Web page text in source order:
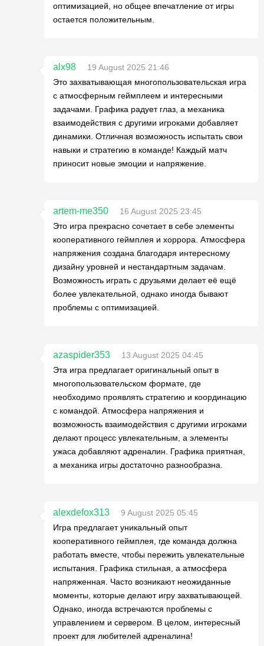
оптимизацией, но общее впечатление от игры
остается положительным.
alx98
19 August 2025 21:46
Это захватывающая многопользовательская игра
с атмосферным геймплеем и интересными
задачами. Графика радует глаз, а механика
взаимодействия с другими игроками добавляет
динамики. Отличная возможность испытать свои
навыки и стратегию в команде! Каждый матч
приносит новые эмоции и напряжение.
artem-me350
16 August 2025 23:45
Это игра прекрасно сочетает в себе элементы
кооперативного геймплея и хоррора. Атмосфера
напряжения создана благодаря интересному
дизайну уровней и нестандартным задачам.
Возможность играть с друзьями делает её ещё
более увлекательной, однако иногда бывают
проблемы с оптимизацией.
azaspider353
13 August 2025 04:45
Эта игра предлагает оригинальный опыт в
многопользовательском формате, где
необходимо проявлять стратегию и координацию
с командой. Атмосфера напряжения и
возможность взаимодействия с другими игроками
делают процесс увлекательным, а элементы
ужаса добавляют адреналин. Графика приятная,
а механика игры достаточно разнообразна.
alexdefox313
9 August 2025 05:45
Игра предлагает уникальный опыт
кооперативного геймплея, где команда должна
работать вместе, чтобы пережить увлекательные
испытания. Графика стильная, а атмосфера
напряженная. Часто возникают неожиданные
моменты, которые делают игру захватывающей.
Однако, иногда встречаются проблемы с
управлением и сервером. В целом, интересный
проект для любителей адреналина!